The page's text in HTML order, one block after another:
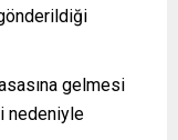
gelmesi
nedeniyle